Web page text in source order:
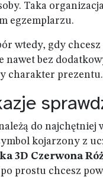
Taka
egzemplarzu.
wtedy, gdy
nawet bez
charakter prezentu.
do najchętniej
kojarzony z
3D Czerwona
prostu chcesz